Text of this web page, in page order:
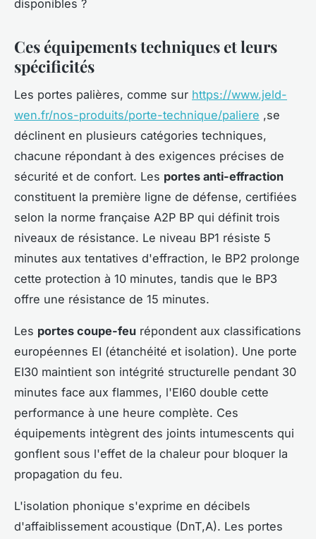
disponibles ?
Ces équipements techniques et leurs
spécificités
Les portes palières, comme sur https://www.jeld-
wen.fr/nos-produits/porte-technique/paliere ,se
déclinent en plusieurs catégories techniques,
chacune répondant à des exigences précises de
sécurité et de confort. Les portes anti-effraction
constituent la première ligne de défense, certifiées
selon la norme française A2P BP qui définit trois
niveaux de résistance. Le niveau BP1 résiste 5
minutes aux tentatives d'effraction, le BP2 prolonge
cette protection à 10 minutes, tandis que le BP3
offre une résistance de 15 minutes.
Les portes coupe-feu répondent aux classifications
européennes EI (étanchéité et isolation). Une porte
EI30 maintient son intégrité structurelle pendant 30
minutes face aux flammes, l'EI60 double cette
performance à une heure complète. Ces
équipements intègrent des joints intumescents qui
gonflent sous l'effet de la chaleur pour bloquer la
propagation du feu.
L'isolation phonique s'exprime en décibels
d'affaiblissement acoustique (DnT,A). Les portes